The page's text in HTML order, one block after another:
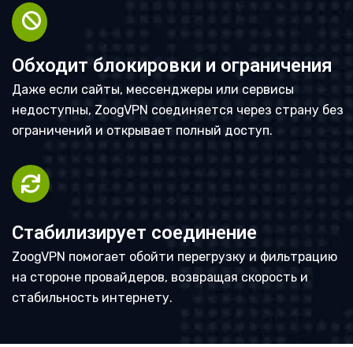
Обходит блокировки и ограничения
Даже если сайты, мессенджеры или сервисы
недоступны, ZoogVPN соединяется через страну без
ограничений и открывает полный доступ.
Стабилизирует соединение
ZoogVPN помогает обойти перегрузку и фильтрацию
на стороне провайдеров, возвращая скорость и
стабильность интернету.